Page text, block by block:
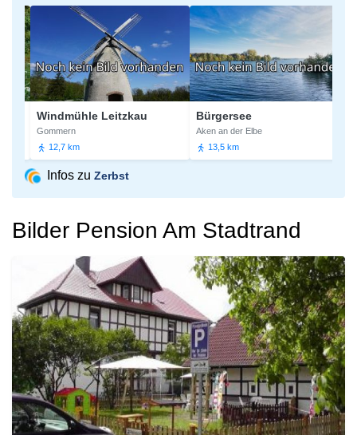
Windmühle Leitzkau
Gommern
12,7 km
Bürgersee
Aken an der Elbe
13,5 km
Infos zu Zerbst
Bilder Pension Am Stadtrand